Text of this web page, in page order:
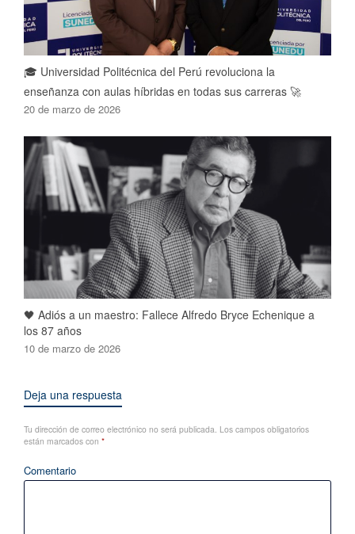
🎓 Universidad Politécnica del Perú revoluciona la
enseñanza con aulas híbridas en todas sus carreras 🚀
20 de marzo de 2026
🖤 Adiós a un maestro: Fallece Alfredo Bryce Echenique a
los 87 años
10 de marzo de 2026
Deja una respuesta
Tu dirección de correo electrónico no será publicada. Los campos obligatorios
están marcados con *
Comentario